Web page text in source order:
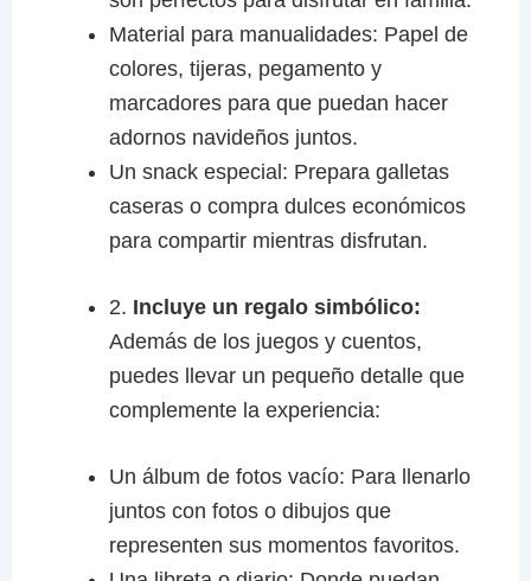
Material para manualidades: Papel de
colores, tijeras, pegamento y
marcadores para que puedan hacer
adornos navideños juntos.
Un snack especial: Prepara galletas
caseras o compra dulces económicos
para compartir mientras disfrutan.
2. Incluye un regalo simbólico:
Además de los juegos y cuentos,
puedes llevar un pequeño detalle que
complemente la experiencia:
Un álbum de fotos vacío: Para llenarlo
juntos con fotos o dibujos que
representen sus momentos favoritos.